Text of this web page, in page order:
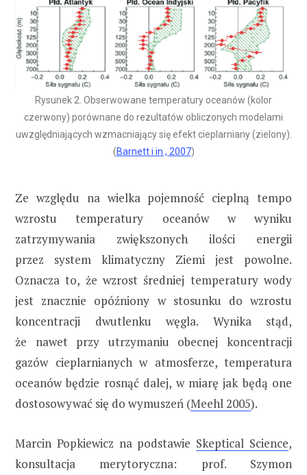
Rysunek 2. Obserwowane temperatury oceanów (kolor
czerwony) porównane do rezultatów obliczonych modelami
uwzględniających wzmacniający się efekt cieplarniany (zielony).
(Barnett i in., 2007)
Ze względu na wielka pojemność cieplną tempo
wzrostu temperatury oceanów w wyniku
zatrzymywania zwiększonych ilości energii
przez system klimatyczny Ziemi jest powolne.
Oznacza to, że wzrost średniej temperatury wody
jest znacznie opóźniony w stosunku do wzrostu
koncentracji dwutlenku węgla. Wynika stąd,
że nawet przy utrzymaniu obecnej koncentracji
gazów cieplarnianych w atmosferze, temperatura
oceanów będzie rosnąć dalej, w miarę jak będą one
dostosowywać się do wymuszeń (Meehl 2005).
Marcin Popkiewicz na podstawie Skeptical Science,
konsultacja merytoryczna: prof. Szymon